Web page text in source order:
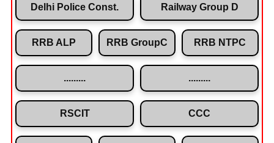
Delhi Police Const. Railway Group D
RRB ALP RRB GroupC RRB NTPC
RSCIT CCC